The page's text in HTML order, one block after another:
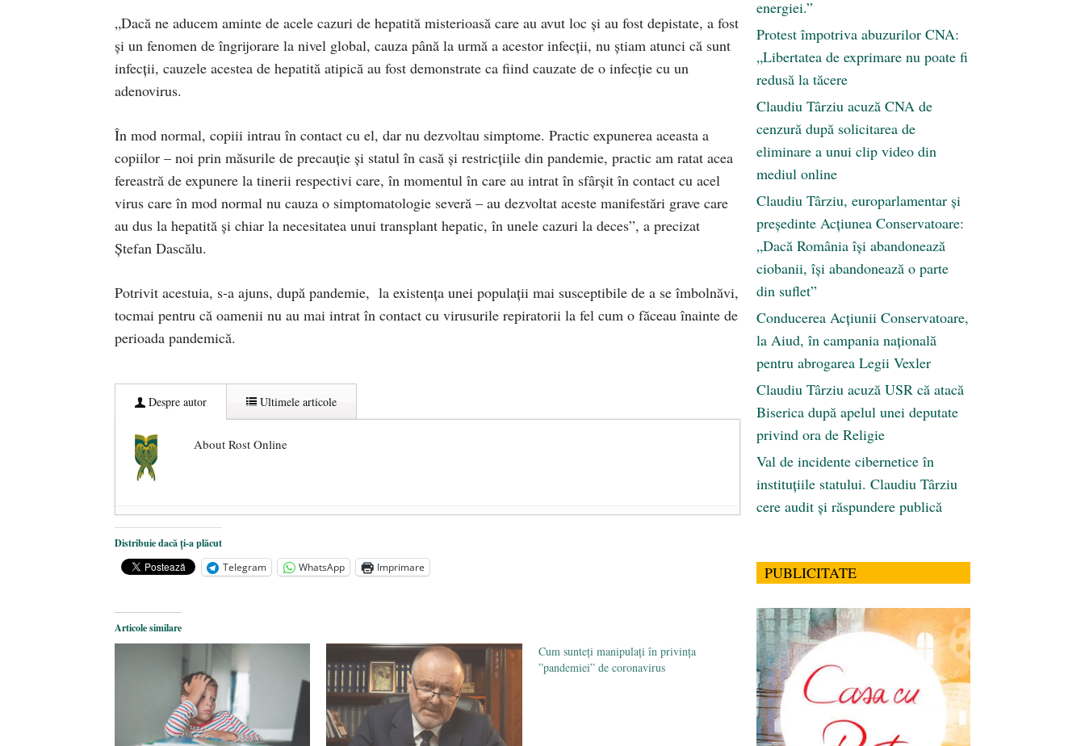
„Dacă ne aducem aminte de acele cazuri de hepatită misterioasă care au avut loc şi au fost depistate, a fost
şi un fenomen de îngrijorare la nivel global, cauza până la urmă a acestor infecţii, nu ştiam atunci că sunt
infecţii, cauzele acestea de hepatită atipică au fost demonstrate ca fiind cauzate de o infecţie cu un
adenovirus.
În mod normal, copiii intrau în contact cu el, dar nu dezvoltau simptome. Practic expunerea aceasta a
copiilor – noi prin măsurile de precauţie şi statul în casă şi restricţiile din pandemie, practic am ratat acea
fereastră de expunere la tinerii respectivi care, în momentul în care au intrat în sfârşit în contact cu acel
virus care în mod normal nu cauza o simptomatologie severă – au dezvoltat aceste manifestări grave care
au dus la hepatită şi chiar la necesitatea unui transplant hepatic, în unele cazuri la deces”, a precizat
Ştefan Dascălu.
Potrivit acestuia, s-a ajuns, după pandemie, la existenţa unei populaţii mai susceptibile de a se îmbolnăvi,
tocmai pentru că oamenii nu au mai intrat în contact cu virusurile repiratorii la fel cum o făceau înainte de
perioada pandemică.
Despre autor Ultimele articole
About Rost Online
Dezvăluiri cutremurătoare despre președintele Ucrainei, Volodymyr Zelensky
Statul care servește Națiunea - 21 aprilie 2026
Legea Vexler produce efecte. Bustul poetului Octavian Goga, înlăturat din Iași
Distribuie dacă ți-a plăcut
Telegram
WhatsApp Imprimare
Articole similare
Cum sunteți manipulați în privința
”pandemiei” de coronavirus
energiei.”
Protest împotriva abuzurilor CNA:
„Libertatea de exprimare nu poate fi
redusă la tăcere
Claudiu Târziu acuză CNA de
cenzură după solicitarea de
eliminare a unui clip video din
mediul online
Claudiu Târziu, europarlamentar și
președinte Acțiunea Conservatoare:
„Dacă România își abandonează
ciobanii, își abandonează o parte
din suflet”
Conducerea Acțiunii Conservatoare,
la Aiud, în campania națională
pentru abrogarea Legii Vexler
Claudiu Târziu acuză USR că atacă
Biserica după apelul unei deputate
privind ora de Religie
Val de incidente cibernetice în
instituțiile statului. Claudiu Târziu
cere audit și răspundere publică
PUBLICITATE